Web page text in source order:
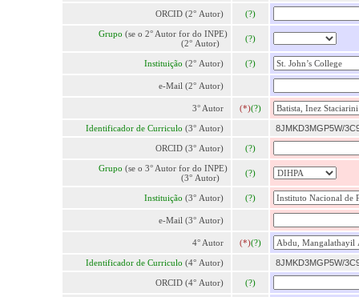
ORCID (2° Autor) (?)
Grupo (se o 2° Autor for do INPE)
(2° Autor)
(?)
Instituição (2° Autor) (?)
e-Mail (2° Autor)
3° Autor (*)(?)
Identificador de Curriculo (3° Autor) 8JMKD3MGP5W/
ORCID (3° Autor) (?)
Grupo (se o 3° Autor for do INPE)
(3° Autor)
(?)
Instituição (3° Autor) (?)
e-Mail (3° Autor)
4° Autor (*)(?)
Identificador de Curriculo (4° Autor) 8JMKD3MGP5W/
ORCID (4° Autor) (?)